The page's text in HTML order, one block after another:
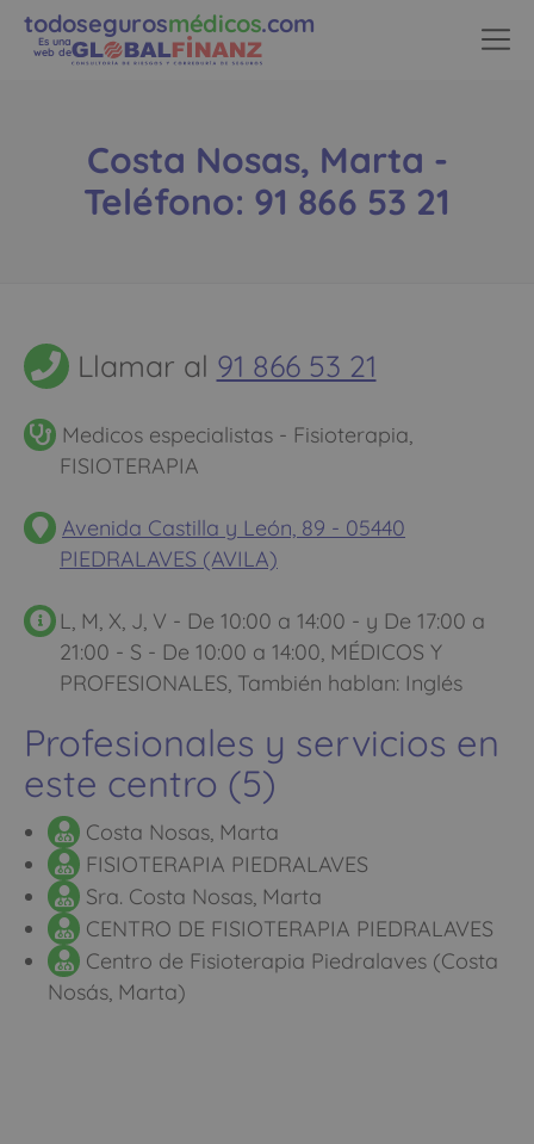
todosegurosmédicos.com
Es una
web de
Costa Nosas, Marta -
Teléfono: 91 866 53 21
Llamar al 91 866 53 21
Medicos especialistas - Fisioterapia,
FISIOTERAPIA
Avenida Castilla y León, 89 - 05440
PIEDRALAVES (AVILA)
L, M, X, J, V - De 10:00 a 14:00 - y De 17:00 a
21:00 - S - De 10:00 a 14:00, MÉDICOS Y
PROFESIONALES, También hablan: Inglés
Profesionales y servicios en
este centro (5)
Costa Nosas, Marta
FISIOTERAPIA PIEDRALAVES
Sra. Costa Nosas, Marta
CENTRO DE FISIOTERAPIA PIEDRALAVES
Centro de Fisioterapia Piedralaves (Costa
Nosás, Marta)